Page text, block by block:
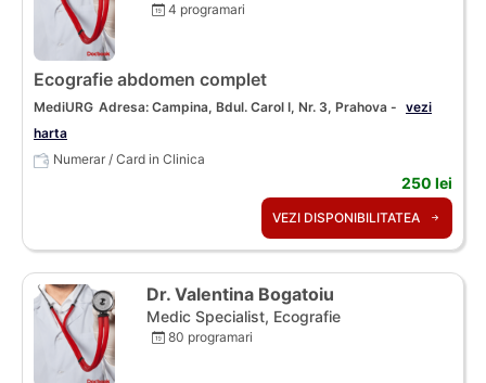
4 programari
Ecografie abdomen complet
MediURG Adresa: Campina, Bdul. Carol I, Nr. 3, Prahova - vezi
harta
Numerar / Card in Clinica
250 lei
VEZI DISPONIBILITATEA
Dr. Valentina Bogatoiu
Medic Specialist, Ecografie
80 programari